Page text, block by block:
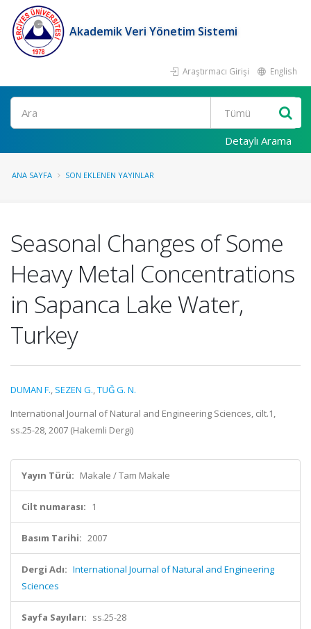
Akademik Veri Yönetim Sistemi
Araştırmacı Girişi English
Ara
Detaylı Arama
ANA SAYFA SON EKLENEN YAYINLAR
Seasonal Changes of Some
Heavy Metal Concentrations
in Sapanca Lake Water,
Turkey
DUMAN F., SEZEN G.,TUĞ G. N.
International Journal of Natural and Engineering Sciences, cilt.1,
ss.25-28, 2007 (Hakemli Dergi)
Yayın Türü: Makale / Tam Makale
Cilt numarası: 1
Basım Tarihi: 2007
Dergi Adı: International Journal of Natural and Engineering
Sciences
Sayfa Sayıları: ss.25-28